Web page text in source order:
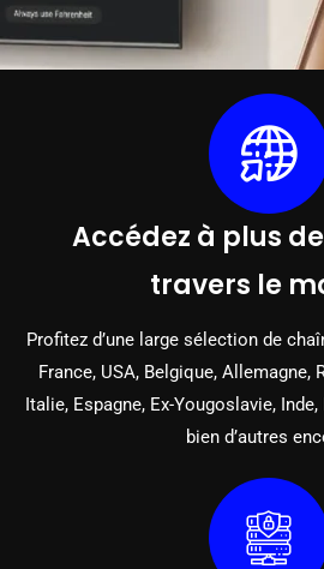
Accédez à plus de
travers le
Profitez d’une large sélection de
France, USA, Belgique, Allemagne,
Italie, Espagne, Ex-Yougoslavie,
bien d’autres